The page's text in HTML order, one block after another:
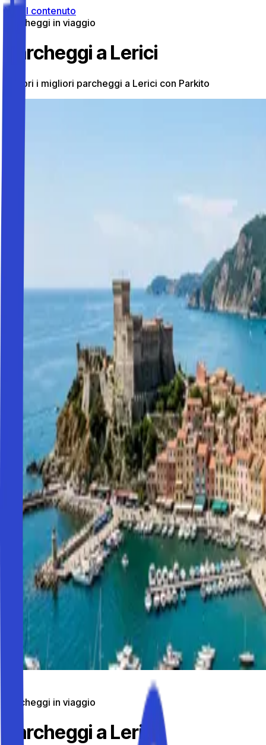
Vai al contenuto
Parcheggi in viaggio
Parcheggi a Lerici
Scopri i migliori parcheggi a Lerici con Parkito
Parcheggi in viaggio
Parcheggi a Lerici